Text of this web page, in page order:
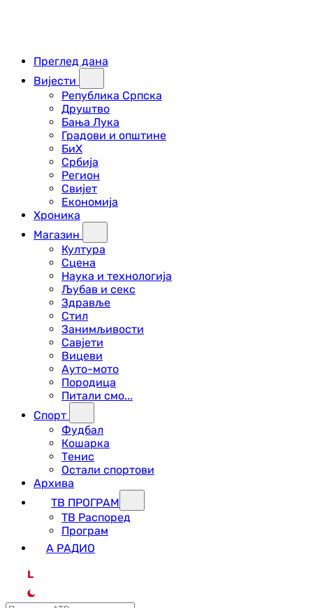
Преглед дана
Вијести
Република Српска
Друштво
Бања Лука
Градови и општине
БиХ
Србија
Регион
Свијет
Економија
Хроника
Магазин
Култура
Сцена
Наука и технологија
Љубав и секс
Здравље
Стил
Занимљивости
Савјети
Вицеви
Ауто-мото
Породица
Питали смо...
Спорт
Фудбал
Кошарка
Тенис
Остали спортови
Архива
ТВ ПРОГРАМ
ТВ Распоред
Програм
А РАДИО
L